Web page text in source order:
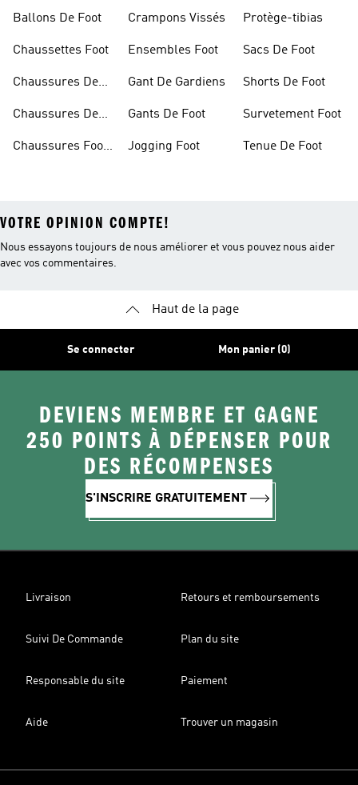
Ballons De Foot
Chaussettes Foot
Chaussures De
Chaussures De
Chaussures Foot
Crampons Vissés
Ensembles Foot
Gant De Gardiens
Gants De Foot
Jogging Foot
Protège-tibias
Sacs De Foot
Shorts De Foot
Survetement Foot
Tenue De Foot
VOTRE OPINION COMPTE!
Nous essayons toujours de nous améliorer et vous pouvez nous aider
avec vos commentaires.
Haut de la page
Se connecter Mon panier (0)
DEVIENS MEMBRE ET GAGNE
250 POINTS À DÉPENSER POUR
DES RÉCOMPENSES
S'INSCRIRE GRATUITEMENT
Livraison Retours et remboursements
Suivi De Commande Plan du site
Responsable du site Paiement
Aide Trouver un magasin